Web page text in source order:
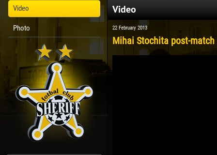
Video
Photo
Video
22 February 2013
Mihai Stochita post-